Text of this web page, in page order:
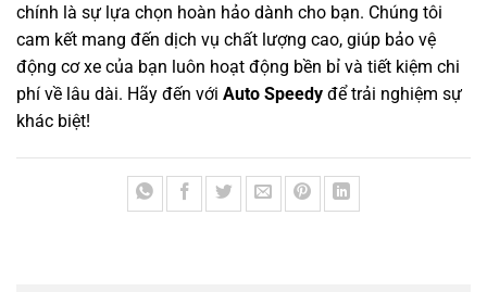
chính là sự lựa chọn hoàn hảo dành cho bạn. Chúng tôi
cam kết mang đến dịch vụ chất lượng cao, giúp bảo vệ
động cơ xe của bạn luôn hoạt động bền bỉ và tiết kiệm chi
phí về lâu dài. Hãy đến với Auto Speedy để trải nghiệm sự
khác biệt!